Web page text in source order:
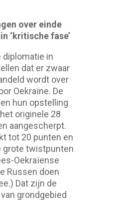
over einde
‘kritische fase’
diplomatie in
dat er zwaar
wordt over
Oekraïne. De
hun opstelling
originele 28
aangescherpt.
tot 20 punten en
grote twistpunten
Oekraïense
Russen doen
Dat zijn de
grondgebied